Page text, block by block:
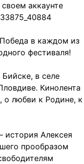
аккаунте
в каждом из
фестиваля!
в селе
Кинолента
о любви к Родине, к
Алексея
прообразом